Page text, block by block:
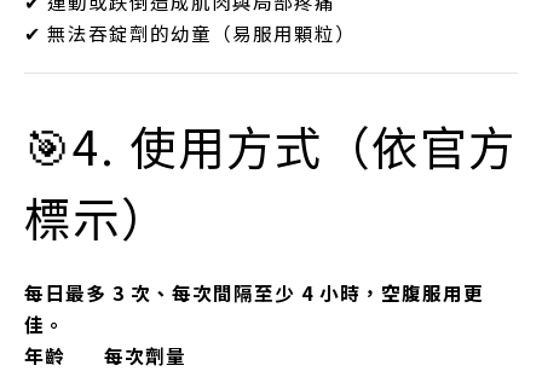
✔ 無法吞錠劑的幼童（易服用顆粒）
🎯4. 使用方式（依官方
標示）
每日最多 3 次、每次間隔至少 4 小時，空腹服用更
佳。
年齡
每次劑量